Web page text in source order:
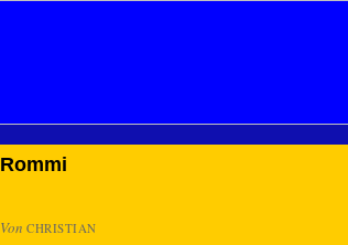
Rommi
Von CHRISTIAN